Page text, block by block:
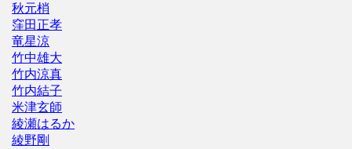
秋元梢
窪田正孝
竜星涼
竹中雄大
竹内涼真
竹内結子
米津玄師
綾瀬はるか
綾野剛